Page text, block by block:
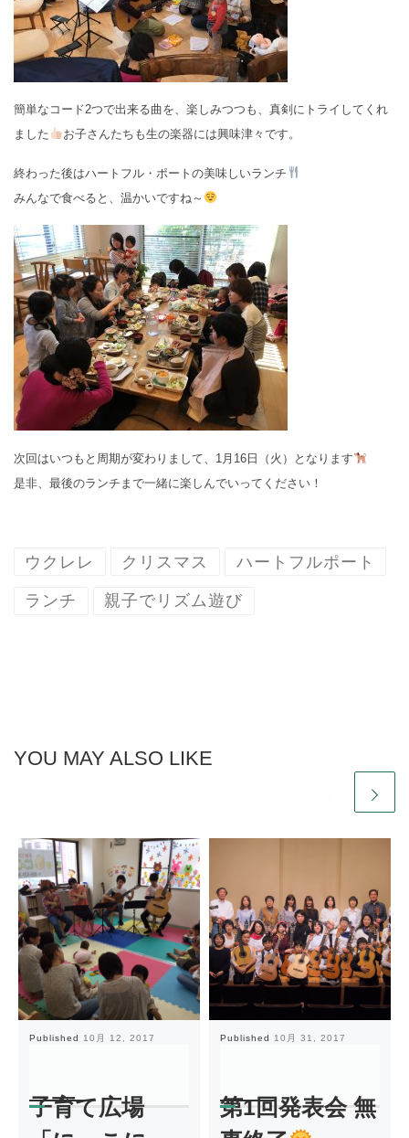
簡単なコード2つで出来る曲を、楽しみつつも、真剣にトライしてくれ
ました
お子さんたちも生の楽器には興味津々です。
終わった後はハートフル・ポートの美味しいランチ
みんなで食べると、温かいですね～
次回はいつもと周期が変わりまして、1月16日（火）となります
是非、最後のランチまで一緒に楽しんでいってください！
ウクレレ クリスマス ハートフルポート
ランチ 親子でリズム遊び
YOU MAY ALSO LIKE
Published 10月 12, 2017
子育て広場
Published 10月 31, 2017
第1回発表会 無